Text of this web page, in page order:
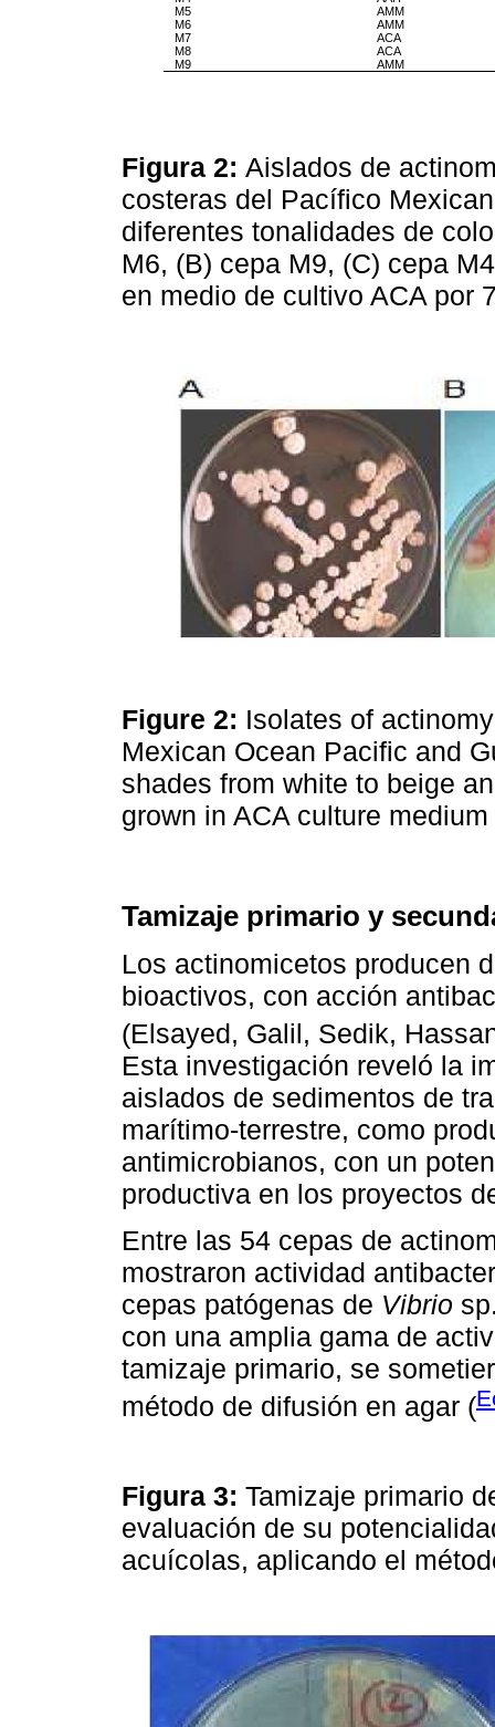
M5
AMM
M6
AMM
M7
ACA
M8
ACA
M9
AMM
Figura 2: Aislados de
costeras del Pacífico
diferentes tonalidades de
M6, (B) cepa M9, (C) cepa
en medio de cultivo ACA por
Figure 2: Isolates of
Mexican Ocean Pacific and
shades from white to beige
grown in ACA culture
Tamizaje primario y
Los actinomicetos producen
bioactivos, con acción
(Elsayed, Galil, Sedik,
Esta investigación reveló la
aislados de sedimentos de
marítimo-terrestre, como
antimicrobianos, con un
productiva en los proyectos
Entre las 54 cepas de
mostraron actividad
cepas patógenas de Vibrio
con una amplia gama de
tamizaje primario, se
método de difusión en agar (
Figura 3: Tamizaje primario
evaluación de su
acuícolas, aplicando el